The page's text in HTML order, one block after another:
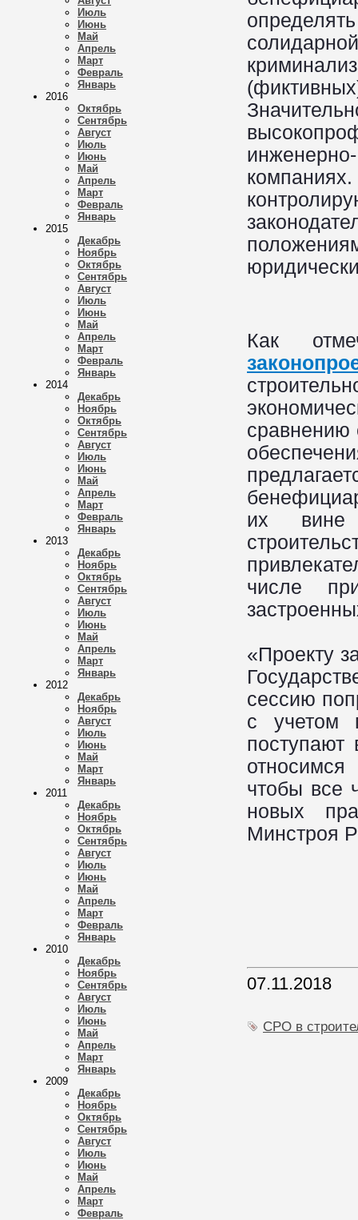
Июль
Июнь
Май
Апрель
Март
Февраль
Январь
2016
Октябрь
Сентябрь
Август
Июль
Июнь
Май
Апрель
Март
Февраль
Январь
2015
Декабрь
Ноябрь
Октябрь
Сентябрь
Август
Июль
Июнь
Май
Апрель
Март
Февраль
Январь
2014
Декабрь
Ноябрь
Октябрь
Сентябрь
Август
Июль
Июнь
Май
Апрель
Март
Февраль
Январь
2013
Декабрь
Ноябрь
Октябрь
Сентябрь
Август
Июль
Июнь
Май
Апрель
Март
Январь
2012
Декабрь
Ноябрь
Август
Июль
Июнь
Май
Март
Январь
2011
Декабрь
Ноябрь
Октябрь
Сентябрь
Август
Июль
Июнь
Май
Апрель
Март
Февраль
Январь
2010
Декабрь
Ноябрь
Сентябрь
Август
Июль
Июнь
Май
Апрель
Март
Январь
2009
Декабрь
Ноябрь
Октябрь
Сентябрь
Август
Июль
Июнь
Май
Апрель
Март
Февраль
Как
сравнению
их вине
числе
«Проекту
сессию
с учетом
чтобы все
новых
Минстроя
07.11.2018
СРО в